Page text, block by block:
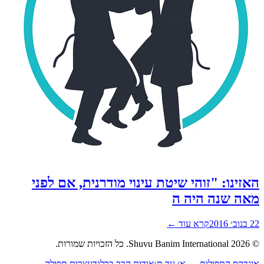
"זוהי שיטת עינוי מודרנית, אם לפני
שנה היה ה
קרא עוד ←
2026
Shuvu Banim International.
כל הזכויות שמורות.